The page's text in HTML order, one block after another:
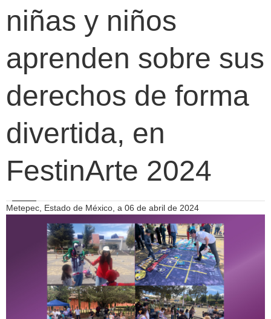
niñas y niños
aprenden sobre sus
derechos de forma
divertida, en
FestinArte 2024
Metepec, Estado de México, a 06 de abril de 2024